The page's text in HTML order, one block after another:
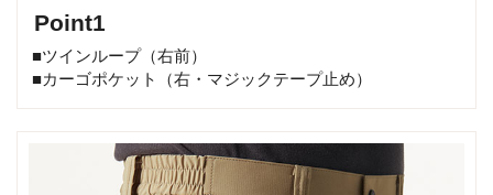
Point1
■ツインループ（右前）
■カーゴポケット（右・マジックテープ止め）